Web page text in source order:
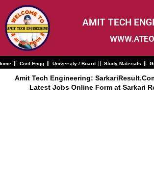
content
AMIT TECH
Civil Engg University / Board Study Materials
Amit Tech Engineering:
Latest Jobs Online Form at Sarkari